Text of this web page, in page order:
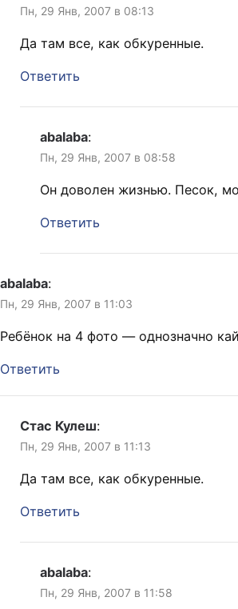
Пн, 29 Янв, 2007 в 08:13
Да там все, как обкуренные.
Ответить
abalaba:
Пн, 29 Янв, 2007 в 08:58
Он доволен жизнью. Песок,
Ответить
abalaba:
Пн, 29 Янв, 2007 в 11:03
Ребёнок на 4 фото — однозначно
Ответить
Стас Кулеш:
Пн, 29 Янв, 2007 в 11:13
Да там все, как обкуренные.
Ответить
abalaba:
Пн, 29 Янв, 2007 в 11:58